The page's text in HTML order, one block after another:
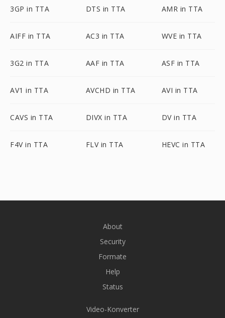
3GP in TTA DTS in TTA AMR in TTA
AIFF in TTA AC3 in TTA WVE in TTA
3G2 in TTA AAF in TTA ASF in TTA
AV1 in TTA AVCHD in TTA AVI in TTA
CAVS in TTA DIVX in TTA DV in TTA
F4V in TTA FLV in TTA HEVC in TTA
About
Security
Formate
Help
Status
Video-Konverter